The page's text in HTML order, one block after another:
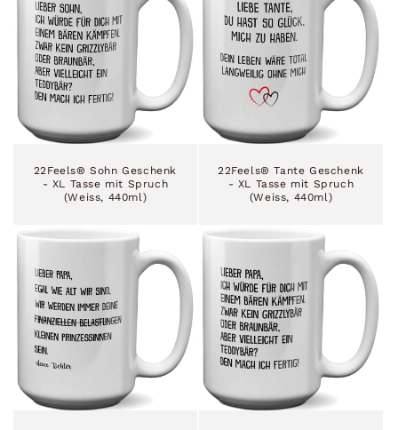
22Feels® Sohn Geschenk
- XL Tasse mit Spruch
(Weiss, 440ml)
22Feels® Tante Geschenk
- XL Tasse mit Spruch
(Weiss, 440ml)